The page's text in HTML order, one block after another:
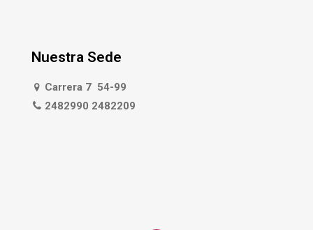
Nuestra Sede
Carrera 7 54-99
2482990 2482209